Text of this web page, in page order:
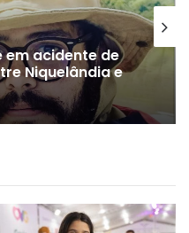
em acidente de
Niquelândia e
coagidas por
tinham
no Telegram